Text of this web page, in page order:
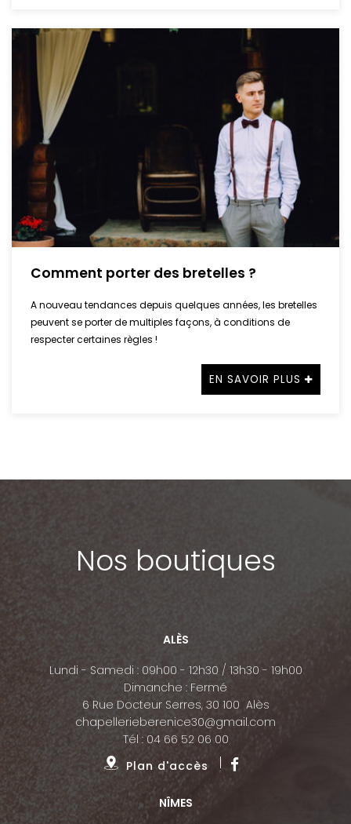
Comment porter des bretelles ?
A nouveau tendances depuis quelques années, les bretelles
peuvent se porter de multiples façons, à conditions de
respecter certaines règles !
EN SAVOIR PLUS
Nos boutiques
ALÈS
Lundi - Samedi : 09h00 - 12h30 / 13h30 - 19h00
Dimanche : Fermé
6 Rue Docteur Serres, 30 100 Alès
chapellerieberenice30@gmail.com
Tél : 04 66 52 06 00
Plan d'accès
NÎMES